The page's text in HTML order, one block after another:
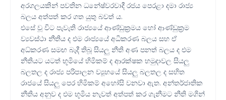
අරගලයකින් පවතින ධනේෂ්වරවාදී රජය පෙරළා දමා රාජ්‍ය
බලය අත්පත් කර ගත යුතු බවත් ය.
එසේ වූ විට පැවැති රාජ්‍යයේ ආණ්ඩුක්‍රමය හෝ ආණ්ඩුක්‍රම
ව්‍යවස්ථා නීතිය ද එම රාජ්‍යයේ අධිකරණ බලය සහ ඒ
අධ්කරණ සමඟ බැදී තිබූ සියලු නීති අණ පනත් බලය ද එම
නීතියට යටත් භූමියේ හිමිකම් ද ආරක්ෂක හමුදාවල සියලු
බලතල ද රාජ්‍ය පරිපාලන ව්‍යූහයේ සියලු බලතල ද සහිත
රාජයේ සියලු පෙර හිමිකම් අහෝසි වනවා ඇත. අන්තර්ජාතික
නීතිය අනුව ද එම භූමිය නැවත් අත්පත් කර ගැනීමට නීති මගින්